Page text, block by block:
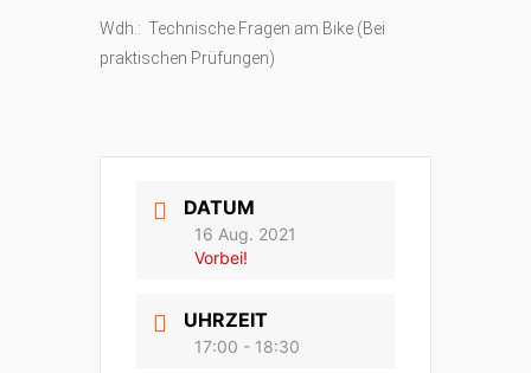
Wdh.: Technische Fragen am Bike (Bei
praktischen Prüfungen)
DATUM
16 Aug. 2021
Vorbei!
UHRZEIT
17:00 - 18:30